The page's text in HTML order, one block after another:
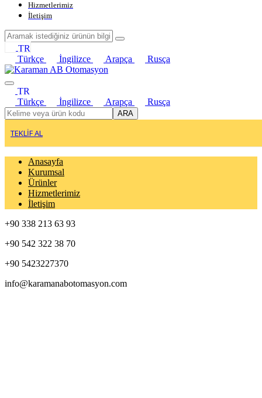
Hizmetlerimiz
İletişim
TR
Türkçe
İngilizce Arapça Rusça
TR
Türkçe
İngilizce Arapça Rusça
ARA
TEKLİF AL
Anasayfa
Kurumsal
Ürünler
Hizmetlerimiz
İletişim
+90 338 213 63 93
+90 542 322 38 70
+90 5423227370
info@karamanabotomasyon.com